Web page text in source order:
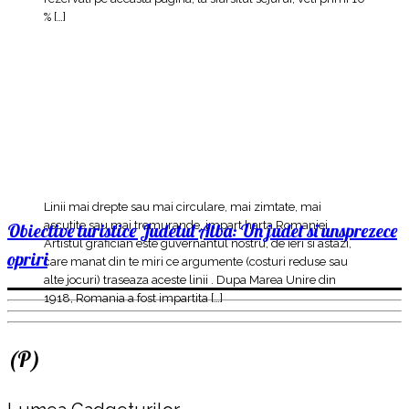
% […]
Linii mai drepte sau mai circulare, mai zimtate, mai
ascutite sau mai tremurande, impart harta Romaniei.
Artistul grafician este guvernantul nostru, de ieri si astazi,
care manat din te miri ce argumente (costuri reduse sau
alte jocuri) traseaza aceste linii . Dupa Marea Unire din
1918, Romania a fost impartita […]
Obiective turistice Judetul Alba: Un judet si unsprezece
opriri
(P)